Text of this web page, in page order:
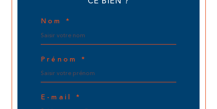
Nom *
Prénom *
E-mail *